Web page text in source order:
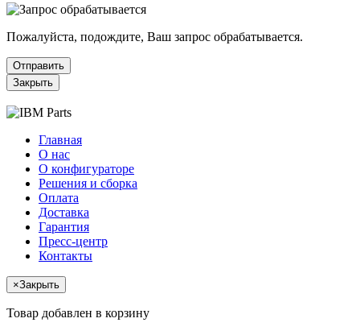
Пожалуйста, подождите, Ваш запрос обрабатывается.
Отправить
Закрыть
Главная
О нас
О конфигураторе
Решения и сборка
Оплата
Доставка
Гарантия
Пресс-центр
Контакты
×Закрыть
Товар добавлен в корзину